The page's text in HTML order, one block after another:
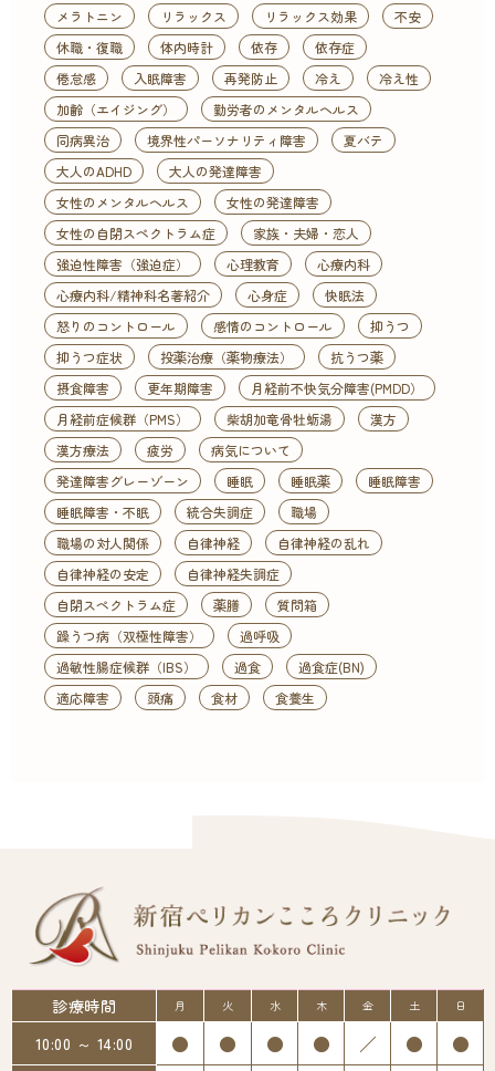
メラトニン リラックス リラックス効果
不安
休職・復職
体内時計 依存
依存症
倦怠感
入眠障害 再発防止 冷え
冷え性
加齢（エイジング）
勤労者のメンタルヘルス
同病異治
境界性パーソナリティ障害
夏バテ
大人のADHD
大人の発達障害
女性のメンタルヘルス
女性の発達障害
女性の自閉スペクトラム症
家族・夫婦・恋人
強迫性障害（強迫症）
心理教育
心療内科
心療内科/精神科名著紹介
心身症
快眠法
怒りのコントロール
感情のコントロール
抑うつ
抑うつ症状
投薬治療（薬物療法）
抗うつ薬
摂食障害
更年期障害
月経前不快気分障害(PMDD）
月経前症候群（PMS）
柴胡加竜骨牡蛎湯
漢方
漢方療法
疲労
病気について
発達障害グレーゾーン
睡眠 睡眠薬
睡眠障害
睡眠障害・不眠
統合失調症
職場
職場の対人関係
自律神経
自律神経の乱れ
自律神経の安定
自律神経失調症
自閉スペクトラム症
薬膳
質問箱
躁うつ病（双極性障害）
過呼吸
過敏性腸症候群（IBS）
過食
過食症(BN)
適応障害
頭痛 食材 食養生
診療時間 月 火 水 木 金 土 日
10:00 ～ 14:00 ● ● ● ● ／ ● ●